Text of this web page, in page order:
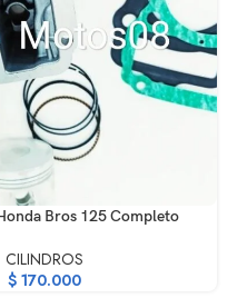
Bros 125 Completo
CILINDROS
$ 170.000